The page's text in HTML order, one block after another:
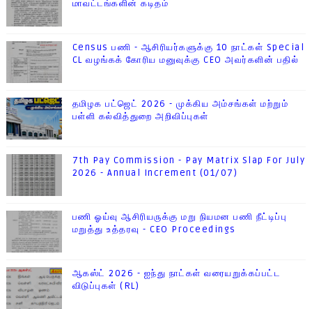
மாவட்டங்களின் கடிதம்
Census பணி - ஆசிரியர்களுக்கு 10 நாட்கள் Special
CL வழங்கக் கோரிய மனுவுக்கு CEO அவர்களின் பதில்
தமிழக பட்ஜெட் 2026 - முக்கிய அம்சங்கள் மற்றும்
பள்ளி கல்வித்துறை அறிவிப்புகள்
7th Pay Commission - Pay Matrix Slap For July
2026 - Annual Increment (01/07)
பணி ஓய்வு ஆசிரியருக்கு மறு நியமன பணி நீட்டிப்பு
மறுத்து உத்தரவு - CEO Proceedings
ஆகஸ்ட் 2026 - ஐந்து நாட்கள் வரையறுக்கப்பட்ட
விடுப்புகள் (RL)